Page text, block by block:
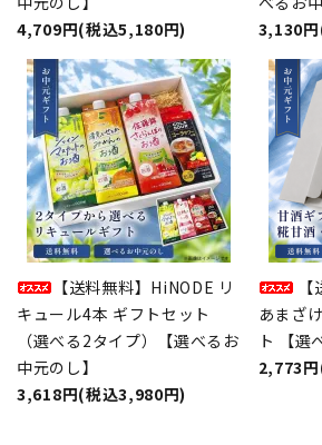
4,709円(税込5,180円)
3,130
【送料無料】HiNODE リ
キュール4本 ギフトセット
（選べる2タイプ）【選べるお
中元のし】
3,618円(税込3,980円)
あまざ
ト 【選
2,773